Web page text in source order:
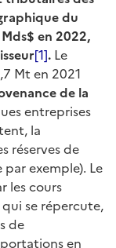
du
en 2022,
[1]. Le
Mt en 2021
de la
entreprises
la
réserves de
exemple). Le
les cours
se répercute,
de
en